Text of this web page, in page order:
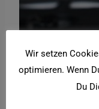
Wir setzen
optimieren. Wenn
Du